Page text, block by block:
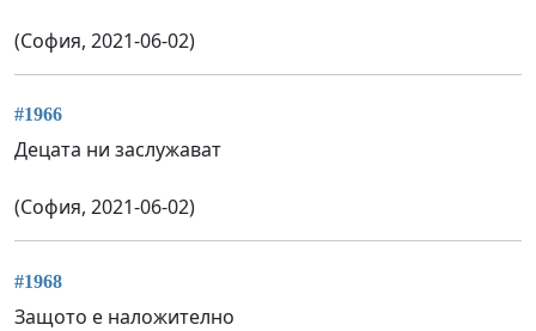
(София, 2021-06-02)
#1966
Децата ни заслужават
(София, 2021-06-02)
#1968
Защото е наложително